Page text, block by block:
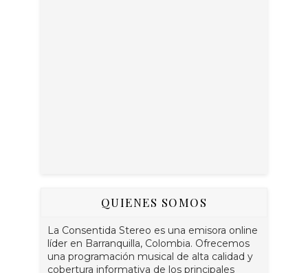
QUIENES SOMOS
La Consentida Stereo es una emisora online
líder en Barranquilla, Colombia. Ofrecemos
una programación musical de alta calidad y
cobertura informativa de los principales